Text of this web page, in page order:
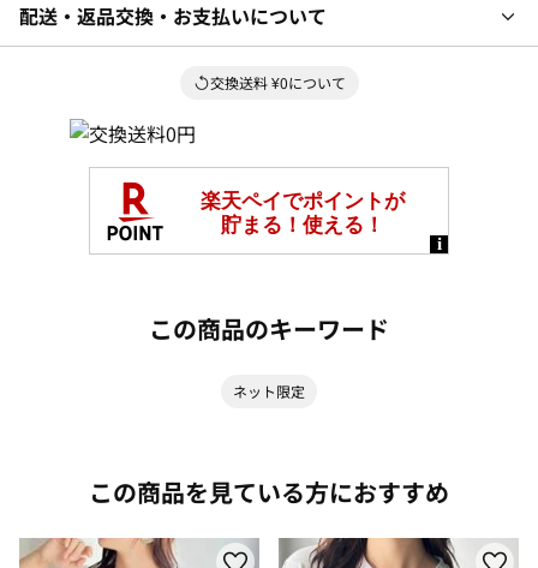
配送・返品交換・お支払いについて
交換送料 ¥0について
この商品のキーワード
ネット限定
この商品を見ている方におすすめ